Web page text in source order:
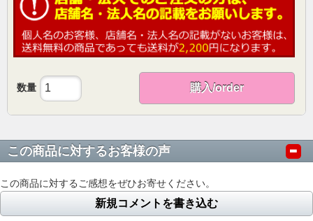
数量 購入/order
この商品に対するお客様の声
この商品に対するご感想をぜひお寄せください。
新規コメントを書き込む